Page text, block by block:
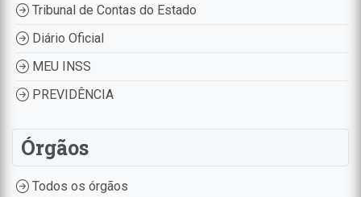
Tribunal de Contas do Estado
Diário Oficial
MEU INSS
PREVIDÊNCIA
Órgãos
Todos os órgãos